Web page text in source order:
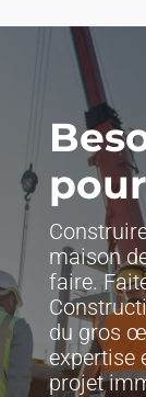
maison
faire.
du gros
expertise
projet